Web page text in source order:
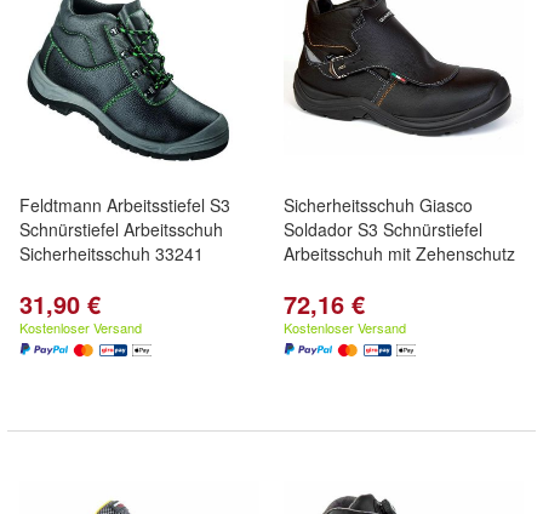
Feldtmann Arbeitsstiefel S3
Schnürstiefel Arbeitsschuh
Sicherheitsschuh 33241
31,90 €
Kostenloser Versand
Sicherheitsschuh Giasco
Soldador S3 Schnürstiefel
Arbeitsschuh mit Zehenschutz
72,16 €
Kostenloser Versand